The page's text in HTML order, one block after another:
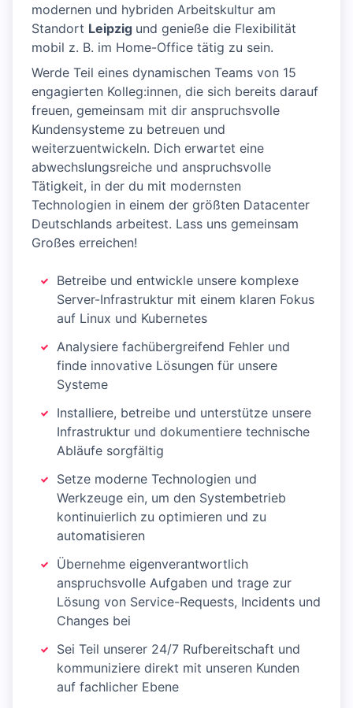
modernen und hybriden Arbeitskultur am
Standort Leipzig und genieße die Flexibilität
mobil z. B. im Home-Office tätig zu sein.
Werde Teil eines dynamischen Teams von 15
engagierten Kolleg:innen, die sich bereits darauf
freuen, gemeinsam mit dir anspruchsvolle
Kundensysteme zu betreuen und
weiterzuentwickeln. Dich erwartet eine
abwechslungsreiche und anspruchsvolle
Tätigkeit, in der du mit modernsten
Technologien in einem der größten Datacenter
Deutschlands arbeitest. Lass uns gemeinsam
Großes erreichen!
Betreibe und entwickle unsere komplexe
Server-Infrastruktur mit einem klaren Fokus
auf Linux und Kubernetes
Analysiere fachübergreifend Fehler und
finde innovative Lösungen für unsere
Systeme
Installiere, betreibe und unterstütze unsere
Infrastruktur und dokumentiere technische
Abläufe sorgfältig
Setze moderne Technologien und
Werkzeuge ein, um den Systembetrieb
kontinuierlich zu optimieren und zu
automatisieren
Übernehme eigenverantwortlich
anspruchsvolle Aufgaben und trage zur
Lösung von Service-Requests, Incidents und
Changes bei
Sei Teil unserer 24/7 Rufbereitschaft und
kommuniziere direkt mit unseren Kunden
auf fachlicher Ebene